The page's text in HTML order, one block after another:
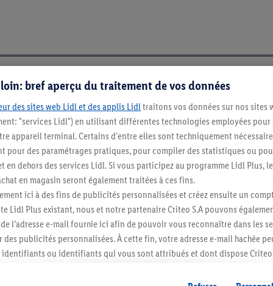
Restez au
bref aperçu du traitement de vos données
des sites web Lidl et des applis Lidl traitons vos données sur nos sites
"services Lidl") en utilisant différentes technologies employées pour
appareil terminal. Certains d'entre elles sont techniquement
pour des paramétrages pratiques, pour compiler des statistiques ou
en dehors des services Lidl. Si vous participez au programme Lidl Plus,
en magasin seront également traitées à ces fins.
ici à des fins de publicités personnalisées et créez ensuite un
Lidl Plus existant, nous et notre partenaire Criteo S.A pouvons
l’adresse e-mail fournie ici afin de pouvoir vous reconnaître dans les
publicités personnalisées. À cette fin, votre adresse e-mail hachée
identifiants ou identifiants qui vous sont attribués et dont dispose Criteo
(par exemple en plaçant le produit dans un panier d’un webshop